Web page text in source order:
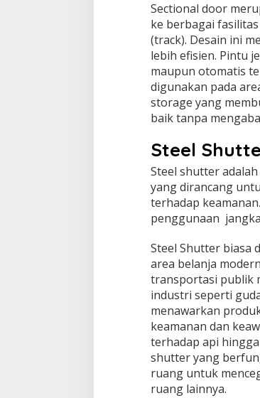
Sectional door
ke berbagai
(track). Desain ini
lebih efisien. Pintu
maupun otomatis
digunakan pada
storage yang
baik tanpa
Steel
Steel shutter
yang dirancang
terhadap
penggunaan
Steel Shutter biasa
area belanja
transportasi publik
industri seperti
menawarkan
keamanan dan
terhadap api
shutter yang
ruang untuk
ruang lainnya.